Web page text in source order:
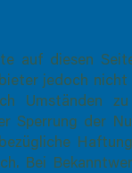
auf diesen
jedoch
Umständen
Sperrung der
Bei